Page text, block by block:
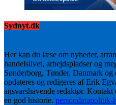
Sydnyt.dk
Her kan du læse om nyheder,
handelslivet, arbejdspladser og
Sønderborg, Tønder, Danmark og
opdateres og redigeres af Erik
ansvarshavende redaktør.
en god historie. persondatapolitik-